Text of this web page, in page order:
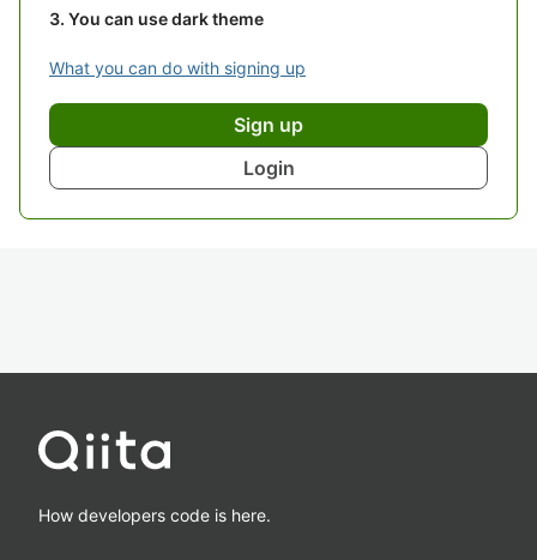
You can use dark theme
What you can do with signing up
Sign up
Login
How developers code is here.